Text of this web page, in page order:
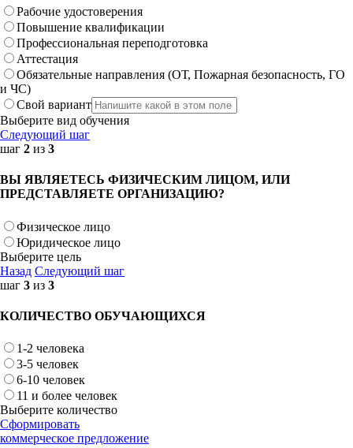
Рабочие удостоверения
Повышение квалификации
Профессиональная переподготовка
Аттестация
Обязательные направления (ОТ, Пожарная безопасность, ГО
и ЧС)
Свой вариант
Выберите вид обучения
Следующий шаг
шаг 2 из 3
ВЫ ЯВЛЯЕТЕСЬ ФИЗИЧЕСКИМ ЛИЦОМ, ИЛИ
ПРЕДСТАВЛЯЕТЕ ОРГАНИЗАЦИЮ?
Физическое лицо
Юридическое лицо
Выберите цель
Назад Следующий шаг
шаг 3 из 3
КОЛИЧЕСТВО ОБУЧАЮЩИХСЯ
1-2 человека
3-5 человек
6-10 человек
11 и более человек
Выберите количество
Сформировать
коммерческое предложение